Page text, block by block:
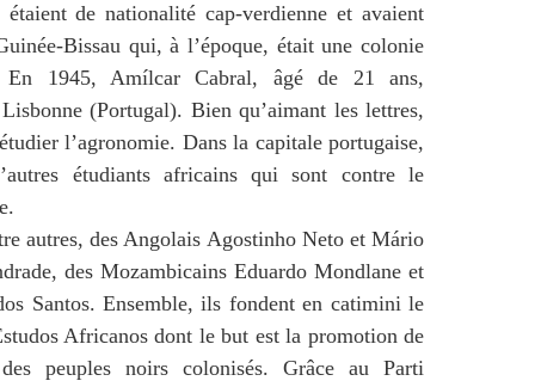
étaient de nationalité cap-verdienne et avaient
Bissau qui, à l’époque, était une colonie
En 1945, Amílcar Cabral, âgé de 21 ans,
(Portugal). Bien qu’aimant les lettres,
l’agronomie. Dans la capitale portugaise,
étudiants africains qui sont contre le
autres, des Angolais Agostinho Neto et Mário
des Mozambicains Eduardo Mondlane et
Santos. Ensemble, ils fondent en catimini le
Africanos dont le but est la promotion de
peuples noirs colonisés. Grâce au Parti